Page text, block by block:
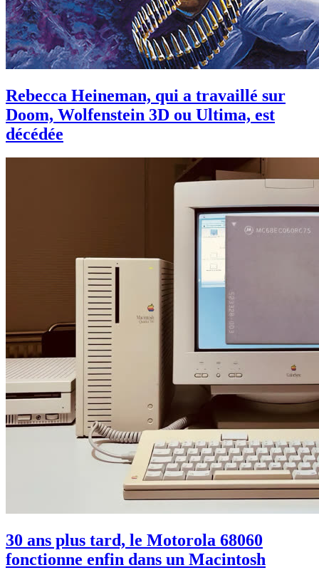
Rebecca Heineman, qui a travaillé sur
Doom, Wolfenstein 3D ou Ultima, est
décédée
30 ans plus tard, le Motorola 68060
fonctionne enfin dans un Macintosh